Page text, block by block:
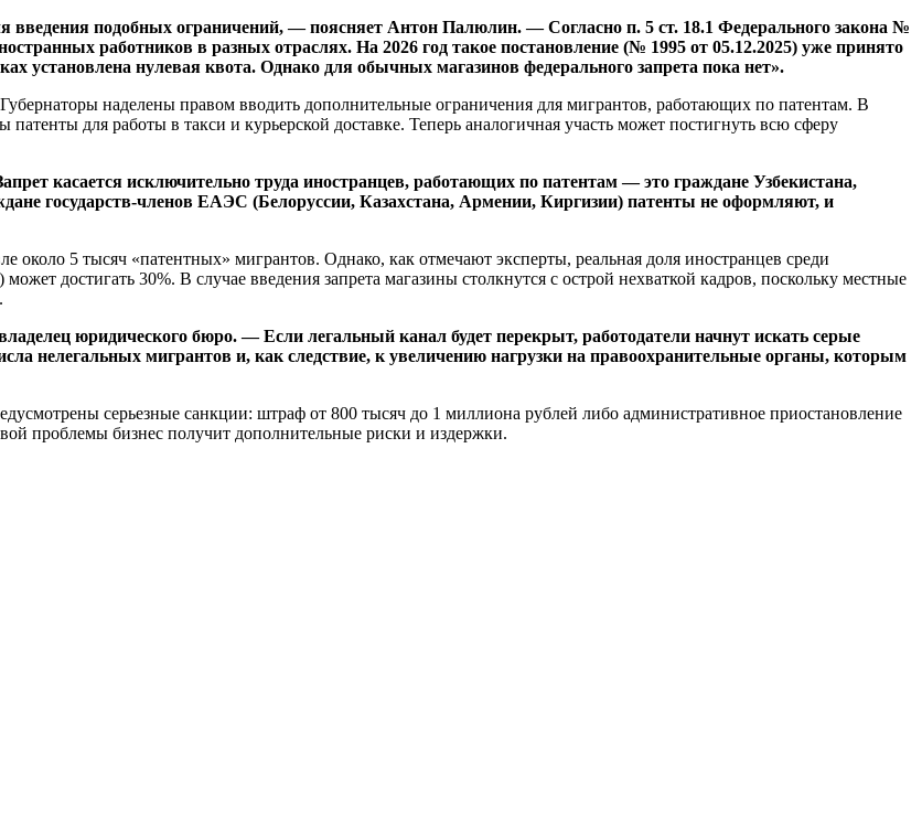
введения подобных ограничений, — поясняет Антон Палюлин. — Согласно п. 5 ст. 18.1 Федерального закона №
работников в разных отраслях. На 2026 год такое постановление (№ 1995 от 05.12.2025) уже принято
установлена нулевая квота. Однако для обычных магазинов федерального запрета пока нет».
наделены правом вводить дополнительные ограничения для мигрантов, работающих по патентам. В
для работы в такси и курьерской доставке. Теперь аналогичная участь может постигнуть всю сферу
касается исключительно труда иностранцев, работающих по патентам — это граждане Узбекистана,
государств-членов ЕАЭС (Белоруссии, Казахстана, Армении, Киргизии) патенты не оформляют, и
около 5 тысяч «патентных» мигрантов. Однако, как отмечают эксперты, реальная доля иностранцев среди
достигать 30%. В случае введения запрета магазины столкнутся с острой нехваткой кадров, поскольку местные
юридического бюро. — Если легальный канал будет перекрыт, работодатели начнут искать серые
нелегальных мигрантов и, как следствие, к увеличению нагрузки на правоохранительные органы, которым
серьезные санкции: штраф от 800 тысяч до 1 миллиона рублей либо административное приостановление
проблемы бизнес получит дополнительные риски и издержки.